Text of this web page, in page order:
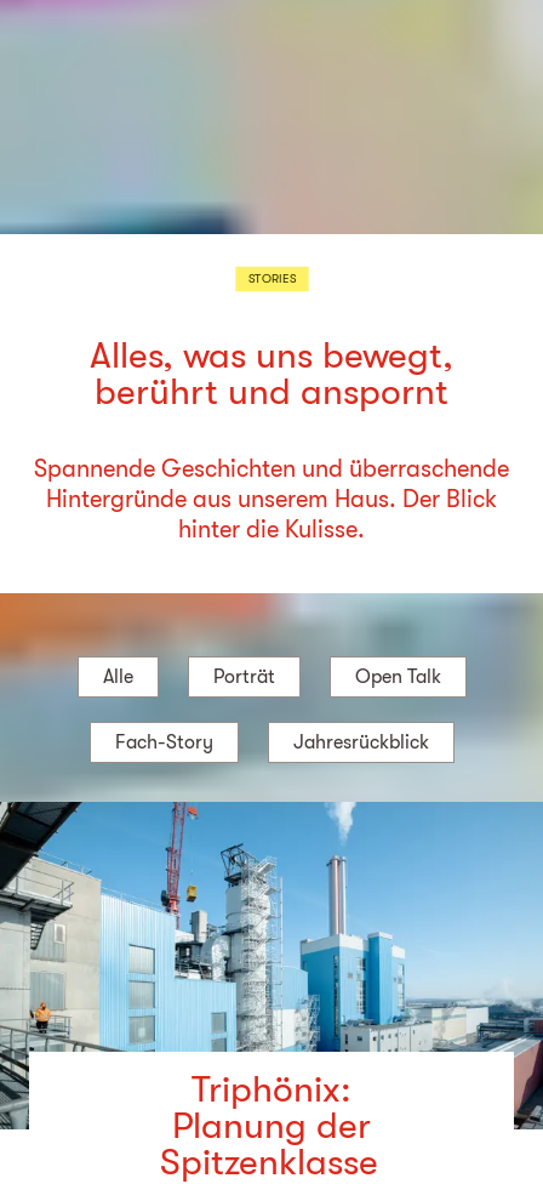
STORIES
Alles, was uns bewegt,
berührt und anspornt
Spannende Geschichten und überraschende
Hintergründe aus unserem Haus. Der Blick
hinter die Kulisse.
Alle Porträt Open Talk
Fach-Story Jahresrückblick
Triphönix:
Planung der
Spitzenklasse